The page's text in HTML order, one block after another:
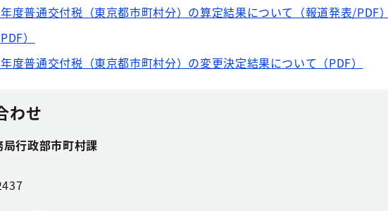
度普通交付税（東京都市町村分）の算定結果について（報道発表/PDF）
）
度普通交付税（東京都市町村分）の変更決定結果について（PDF）
わせ
局行政部市町村課